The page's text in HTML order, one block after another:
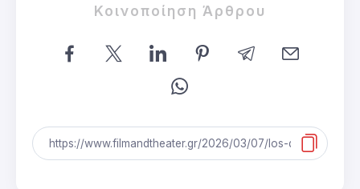
Κοινοποίηση Άρθρου